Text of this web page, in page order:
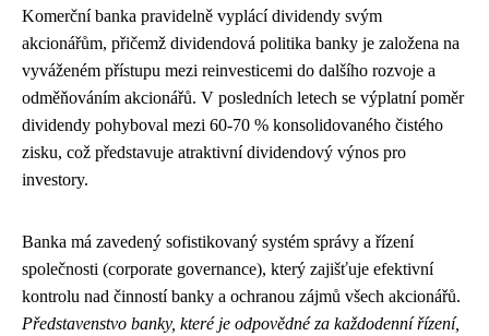
Komerční banka pravidelně vyplácí dividendy svým
akcionářům, přičemž dividendová politika banky je založena na
vyváženém přístupu mezi reinvesticemi do dalšího rozvoje a
odměňováním akcionářů. V posledních letech se výplatní poměr
dividendy pohyboval mezi 60-70 % konsolidovaného čistého
zisku, což představuje atraktivní dividendový výnos pro
investory.
Banka má zavedený sofistikovaný systém správy a řízení
společnosti (corporate governance), který zajišťuje efektivní
kontrolu nad činností banky a ochranou zájmů všech akcionářů.
Představenstvo banky, které je odpovědné za každodenní řízení,